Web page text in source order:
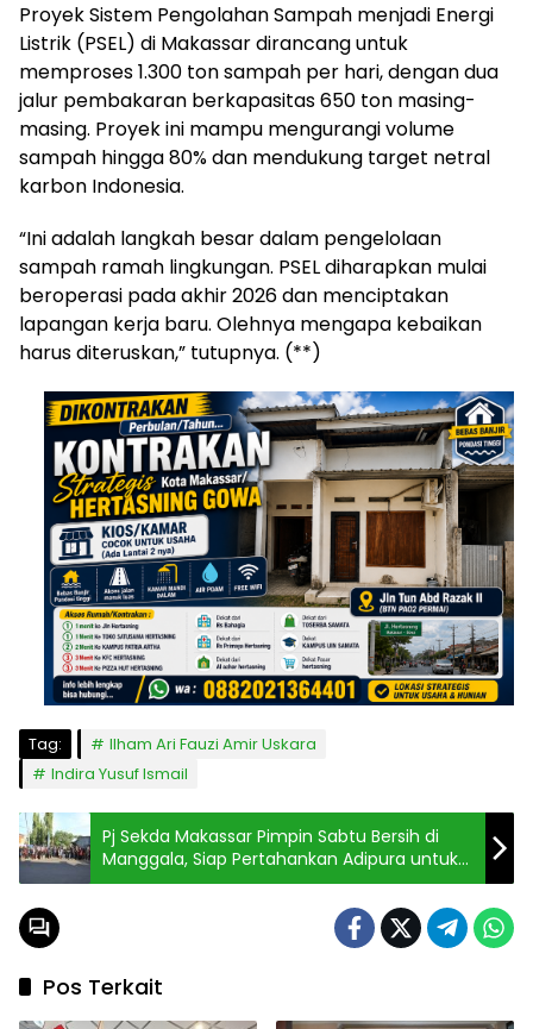
Proyek Sistem Pengolahan Sampah menjadi Energi
Listrik (PSEL) di Makassar dirancang untuk
memproses 1.300 ton sampah per hari, dengan dua
jalur pembakaran berkapasitas 650 ton masing-
masing. Proyek ini mampu mengurangi volume
sampah hingga 80% dan mendukung target netral
karbon Indonesia.
“Ini adalah langkah besar dalam pengelolaan
sampah ramah lingkungan. PSEL diharapkan mulai
beroperasi pada akhir 2026 dan menciptakan
lapangan kerja baru. Olehnya mengapa kebaikan
harus diteruskan,” tutupnya. (**)
Tag:
Ilham Ari Fauzi Amir Uskara
Indira Yusuf Ismail
Pj Sekda Makassar Pimpin Sabtu Bersih di
Manggala, Siap Pertahankan Adipura untuk
Makassar
Pos Terkait